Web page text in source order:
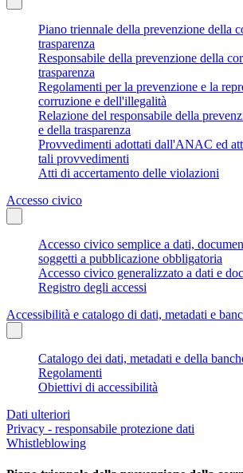
Piano triennale della prevenzione della
trasparenza
Responsabile della prevenzione della
trasparenza
Regolamenti per la prevenzione e la
corruzione e dell'illegalità
Relazione del responsabile della
e della trasparenza
Provvedimenti adottati dall'ANAC ed
tali provvedimenti
Atti di accertamento delle violazioni
Accesso civico
Accesso civico semplice a dati,
soggetti a pubblicazione obbligatoria
Accesso civico generalizzato a dati e
Registro degli accessi
Accessibilità e catalogo di dati, metadati e
Catalogo dei dati, metadati e della
Regolamenti
Obiettivi di accessibilità
Dati ulteriori
Privacy - responsabile protezione dati
Whistleblowing